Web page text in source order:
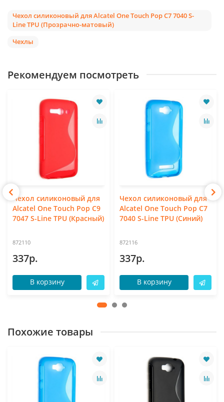
Чехол силиконовый для Alcatel One Touch Pop C7 7040 S-
Line TPU (Прозрачно-матовый)
Чехлы
Рекомендуем посмотреть
Чехол силиконовый для
Alcatel One Touch Pop C9
7047 S-Line TPU (Красный)
872110
337р.
В корзину
Чехол силиконовый для
Alcatel One Touch Pop C7
7040 S-Line TPU (Синий)
872116
337р.
В корзину
Похожие товары